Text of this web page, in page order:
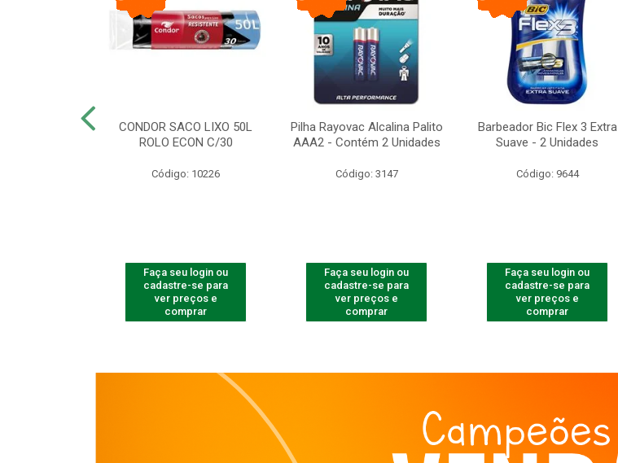
CONDOR SACO LIXO 50L
ROLO ECON C/30
Código: 10226
Faça seu login ou
cadastre-se para
ver preços e
comprar
Pilha Rayovac Alcalina Palito
AAA2 - Contém 2 Unidades
Código: 3147
Faça seu login ou
cadastre-se para
ver preços e
comprar
Barbeador Bic Flex 3 Extra
Suave - 2 Unidades
Código: 9644
Faça seu login ou
cadastre-se para
ver preços e
comprar